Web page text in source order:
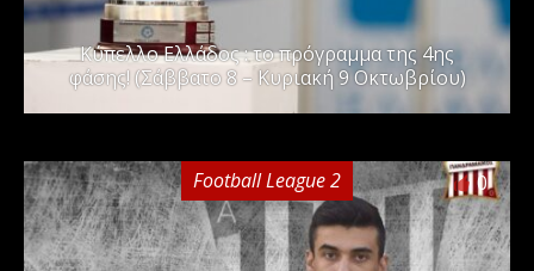
Kύπελλο Ελλάδος : το πρόγραμμα της 4ης
φάσης! (Σάββατο 8 – Κυριακή 9 Οκτωβρίου)
Football League 2 0